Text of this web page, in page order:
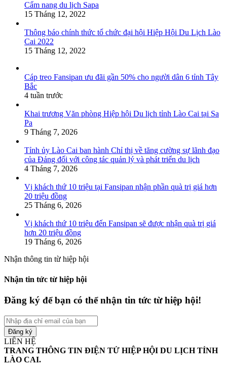
Cẩm nang du lịch Sapa
15 Tháng 12, 2022
Thông báo chính thức tổ chức đại hội Hiệp Hội Du Lịch Lào
Cai 2022
15 Tháng 12, 2022
Cáp treo Fansipan ưu đãi gần 50% cho người dân 6 tỉnh Tây
Bắc
4 tuần trước
Khai trương Văn phòng Hiệp hội Du lịch tỉnh Lào Cai tại Sa
Pa
9 Tháng 7, 2026
Tỉnh ủy Lào Cai ban hành Chỉ thị về tăng cường sự lãnh đạo
của Đảng đối với công tác quản lý và phát triển du lịch
4 Tháng 7, 2026
Vị khách thứ 10 triệu tại Fansipan nhận phần quà trị giá hơn
20 triệu đồng
25 Tháng 6, 2026
Vị khách thứ 10 triệu đến Fansipan sẽ được nhận quà trị giá
hơn 20 triệu đồng
19 Tháng 6, 2026
Nhận thông tin từ hiệp hội
Nhận tin tức từ hiệp hội
Đăng ký để bạn có thể nhận tin tức từ hiệp hội!
Nhập
địa
chỉ
email
của
bạn
LIÊN HỆ
TRANG THÔNG TIN ĐIỆN TỬ HIỆP HỘI DU LỊCH TỈNH
LÀO CAI.